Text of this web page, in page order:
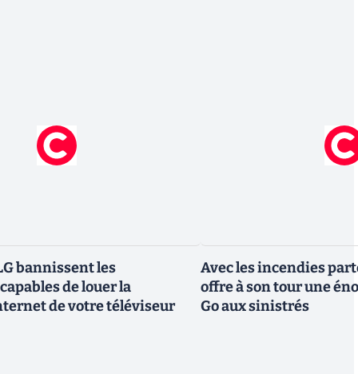
bannissent les
de louer la
de votre téléviseur
Avec les incendies
offre à son tour une
Go aux sinistrés